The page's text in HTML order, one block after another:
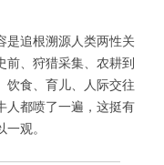
是追根溯源人类两性关
前、狩猎采集、农耕到
饮食、育儿、人际交往
人都喷了一遍，这挺有
观。